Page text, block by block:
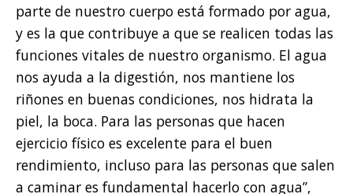
parte de nuestro cuerpo está formado por agua,
y es la que contribuye a que se realicen todas las
funciones vitales de nuestro organismo. El agua
nos ayuda a la digestión, nos mantiene los
riñones en buenas condiciones, nos hidrata la
piel, la boca. Para las personas que hacen
ejercicio físico es excelente para el buen
rendimiento, incluso para las personas que salen
a caminar es fundamental hacerlo con agua”,